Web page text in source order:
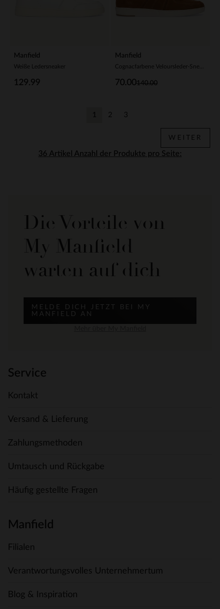
Manfield
Weiße Ledersneaker
129.99
Manfield
140.00
70.00
Anzahl der Produkte pro Seite:
1 2 3
WEITER
Die Vorteile von
My Manfield
warten auf dich
MELDE DICH JETZT BEI MY
MANFIELD AN
Service
Kontakt
Versand & Lieferung
Zahlungsmethoden
Umtausch und Rückgabe
Häufig gestellte Fragen
Manfield
Filialen
Verantwortungsvolles Unternehmertum
Blog & Inspiration